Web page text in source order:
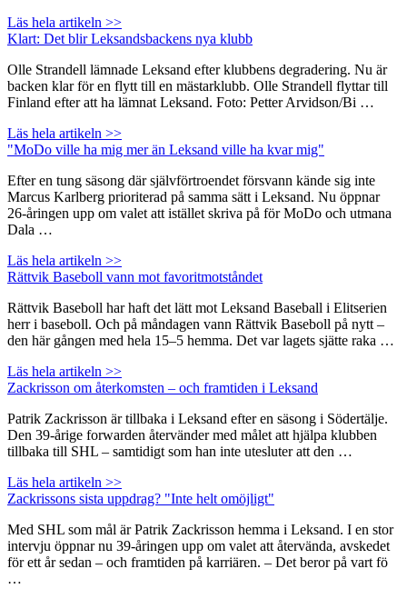
Läs hela artikeln >>
Klart: Det blir Leksandsbackens nya klubb
Olle Strandell lämnade Leksand efter klubbens degradering. Nu är
backen klar för en flytt till en mästarklubb. Olle Strandell flyttar till
Finland efter att ha lämnat Leksand. Foto: Petter Arvidson/Bi …
Läs hela artikeln >>
"MoDo ville ha mig mer än Leksand ville ha kvar mig"
Efter en tung säsong där självförtroendet försvann kände sig inte
Marcus Karlberg prioriterad på samma sätt i Leksand. Nu öppnar
26-åringen upp om valet att istället skriva på för MoDo och utmana
Dala …
Läs hela artikeln >>
Rättvik Baseboll vann mot favoritmotståndet
Rättvik Baseboll har haft det lätt mot Leksand Baseball i Elitserien
herr i baseboll. Och på måndagen vann Rättvik Baseboll på nytt –
den här gången med hela 15–5 hemma. Det var lagets sjätte raka …
Läs hela artikeln >>
Zackrisson om återkomsten – och framtiden i Leksand
Patrik Zackrisson är tillbaka i Leksand efter en säsong i Södertälje.
Den 39-årige forwarden återvänder med målet att hjälpa klubben
tillbaka till SHL – samtidigt som han inte utesluter att den …
Läs hela artikeln >>
Zackrissons sista uppdrag? "Inte helt omöjligt"
Med SHL som mål är Patrik Zackrisson hemma i Leksand. I en stor
intervju öppnar nu 39-åringen upp om valet att återvända, avskedet
för ett år sedan – och framtiden på karriären. – Det beror på vart fö
…